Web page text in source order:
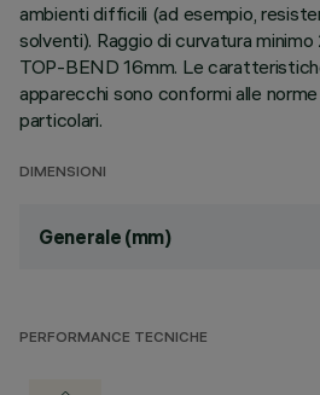
ambienti difficili (ad esempio,
solventi). Raggio di curvatura
TOP-BEND 16mm. Le
apparecchi sono conformi alle
particolari.
DIMENSIONI
Generale (mm)
PERFORMANCE TECNICHE